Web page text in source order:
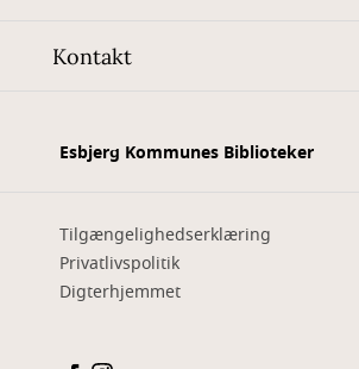
Kontakt
Esbjerg Kommunes Biblioteker
Tilgængelighedserklæring
Privatlivspolitik
Digterhjemmet